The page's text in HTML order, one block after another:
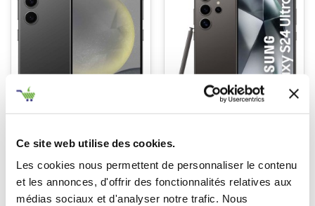
Ce site web utilise des cookies.
Les cookies nous permettent de personnaliser le contenu
et les annonces, d'offrir des fonctionnalités relatives aux
médias sociaux et d'analyser notre trafic. Nous
Samsung Galaxy S24 256Go
310,00 €
Vendre
320,00 €
Vendre